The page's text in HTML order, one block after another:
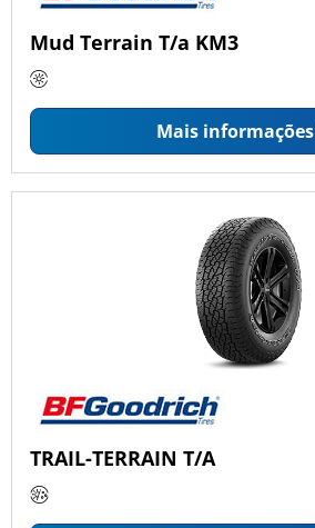
Mud Terrain T/a KM3
Mais informações
TRAIL-TERRAIN T/A